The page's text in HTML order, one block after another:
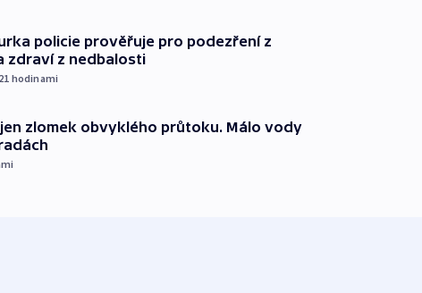
policie prověřuje pro podezření z
zdraví z nedbalosti
hodinami
jen zlomek obvyklého průtoku. Málo vody